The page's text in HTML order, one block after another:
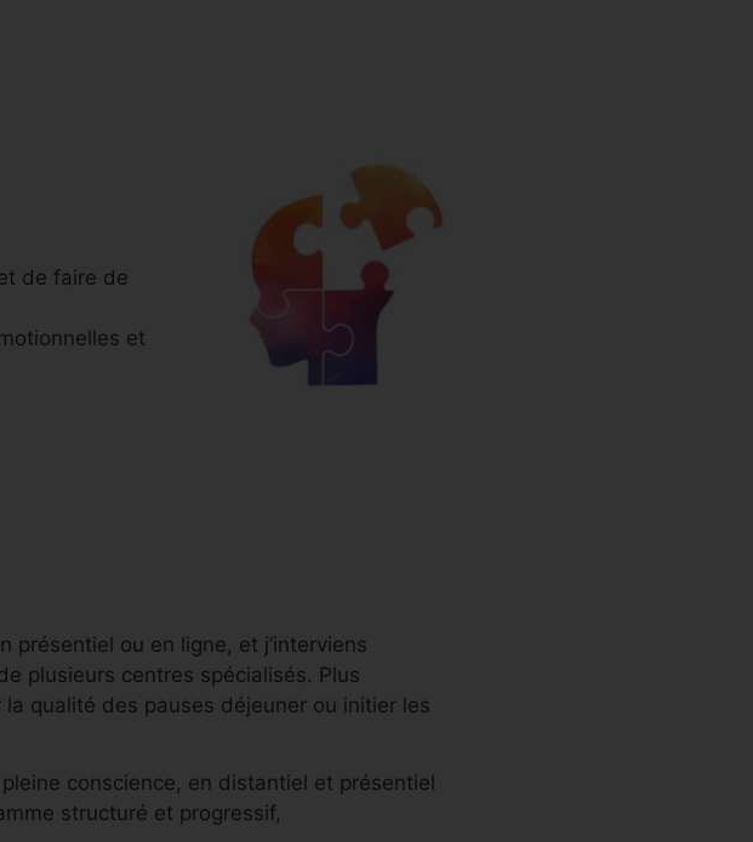
de faire de
et
présentiel ou en ligne, et j’interviens
plusieurs centres spécialisés. Plus
qualité des pauses déjeuner ou initier les
conscience, en distantiel et présentiel
structuré et progressif,